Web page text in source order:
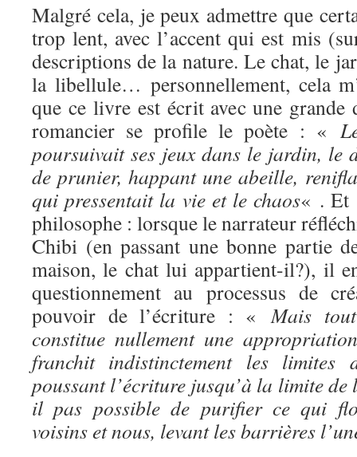
Malgré cela, je peux admettre que
trop lent, avec l’accent qui est mis
descriptions de la nature. Le chat, le
la libellule… personnellement, cela
que ce livre est écrit avec une grande
romancier se profile le poète : «
poursuivait ses jeux dans le jardin, le
de prunier, happant une abeille,
qui pressentait la vie et le chaos« . Et
philosophe : lorsque le narrateur
Chibi (en passant une bonne partie
maison, le chat lui appartient-il?), il
questionnement au processus de
pouvoir de l’écriture : «Mais
constitue nullement une
franchit indistinctement les limites
poussant l’écriture jusqu’à la limite de
il pas possible de purifier ce qui
voisins et nous, levant les barrières